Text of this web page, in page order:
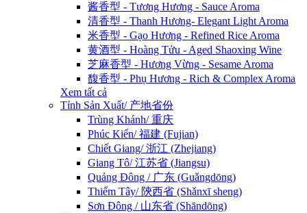
酱香型 - Tương Hương - Sauce Aroma
清香型 - Thanh Hương- Elegant Light Aroma
米香型 - Gạo Hương - Refined Rice Aroma
黄酒型 - Hoàng Tửu - Aged Shaoxing Wine
芝麻香型 - Hương Vừng - Sesame Aroma
馥香型 - Phụ Hương - Rich & Complex Aroma
Xem tất cả
Tỉnh Sản Xuất/ 产地省份
Trùng Khánh/ 重庆
Phúc Kiến/ 福建 (Fujian)
Chiết Giang/ 浙江 (Zhejiang)
Giang Tô/ 江苏省 (Jiangsu)
Quảng Đông / 广东 (Guǎngdōng)
Thiểm Tây/ 陝西省 (Shǎnxī sheng)
Sơn Đông / 山东省 (Shāndōng)